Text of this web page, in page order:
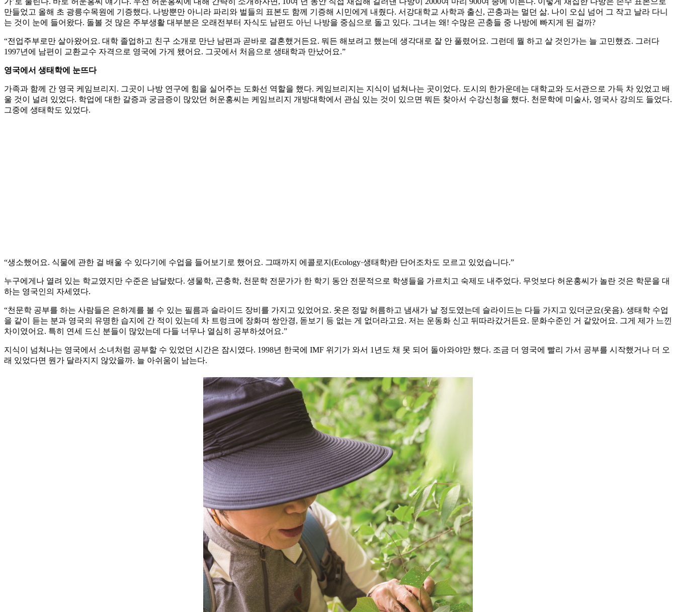
만들었고 올해 초 광릉수목원에 기증했다. 나방뿐만 아니라 파리와 벌들의 표본도 함께 기증해 시민에게 내줬다. 서강대학교 사학과 출신, 곤충과는 멀던 삶. 나이 오십 넘어 그 작고 날라 다니
는 것이 눈에 들어왔다. 돌볼 것 많은 주부생활 대부분은 오래전부터 자식도 남편도 아닌 나방을 중심으로 돌고 있다. 그녀는 왜! 수많은 곤충들 중 나방에 빠지게 된 걸까?
“전업주부로만 살아왔어요. 대학 졸업하고 친구 소개로 만난 남편과 곧바로 결혼했거든요. 뭐든 해보려고 했는데 생각대로 잘 안 풀렸어요. 그런데 뭘 하고 살 것인가는 늘 고민했죠. 그러다
1997년에 남편이 교환교수 자격으로 영국에 가게 됐어요. 그곳에서 처음으로 생태학과 만났어요.”
영국에서 생태학에 눈뜨다
가족과 함께 간 영국 케임브리지. 그곳이 나방 연구에 힘을 실어주는 도화선 역할을 했다. 케임브리지는 지식이 넘쳐나는 곳이었다. 도시의 한가운데는 대학교와 도서관으로 가득 차 있었고 배
울 것이 널려 있었다. 학업에 대한 갈증과 궁금증이 많았던 허운홍씨는 케임브리지 개방대학에서 관심 있는 것이 있으면 뭐든 찾아서 수강신청을 했다. 천문학에 미술사, 영국사 강의도 들었다.
그중에 생태학도 있었다.
“생소했어요. 식물에 관한 걸 배울 수 있다기에 수업을 들어보기로 했어요. 그때까지 에콜로지(Ecology·생태학)란 단어조차도 모르고 있었습니다.”
누구에게나 열려 있는 학교였지만 수준은 남달랐다. 생물학, 곤충학, 천문학 전문가가 한 학기 동안 전문적으로 학생들을 가르치고 숙제도 내주었다. 무엇보다 허운홍씨가 놀란 것은 학문을 대
하는 영국인의 자세였다.
“천문학 공부를 하는 사람들은 은하계를 볼 수 있는 필름과 슬라이드 장비를 가지고 있었어요. 옷은 정말 허름하고 냄새가 날 정도였는데 슬라이드는 다들 가지고 있더군요(웃음). 생태학 수업
을 같이 듣는 분과 영국의 유명한 습지에 간 적이 있는데 차 트렁크에 장화며 쌍안경, 돋보기 등 없는 게 없더라고요. 저는 운동화 신고 뒤따라갔거든요. 문화수준인 거 같았어요. 그게 제가 느낀
차이였어요. 특히 연세 드신 분들이 많았는데 다들 너무나 열심히 공부하셨어요.”
지식이 넘쳐나는 영국에서 소녀처럼 공부할 수 있었던 시간은 잠시였다. 1998년 한국에 IMF 위기가 와서 1년도 채 못 되어 돌아와야만 했다. 조금 더 영국에 빨리 가서 공부를 시작했거나 더 오
래 있었다면 뭔가 달라지지 않았을까. 늘 아쉬움이 남는다.